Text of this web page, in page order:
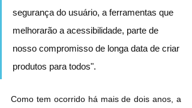
segurança do usuário, a ferramentas que
melhorarão a acessibilidade, parte de
nosso compromisso de longa data de criar
produtos para todos".
Como tem ocorrido há mais de dois anos, a